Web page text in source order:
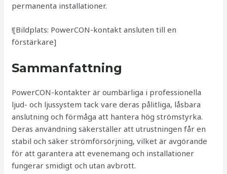
permanenta installationer.
![Bildplats: PowerCON-kontakt ansluten till en
förstärkare]
Sammanfattning
PowerCON-kontakter är oumbärliga i professionella
ljud- och ljussystem tack vare deras pålitliga, låsbara
anslutning och förmåga att hantera hög strömstyrka.
Deras användning säkerställer att utrustningen får en
stabil och säker strömförsörjning, vilket är avgörande
för att garantera att evenemang och installationer
fungerar smidigt och utan avbrott.